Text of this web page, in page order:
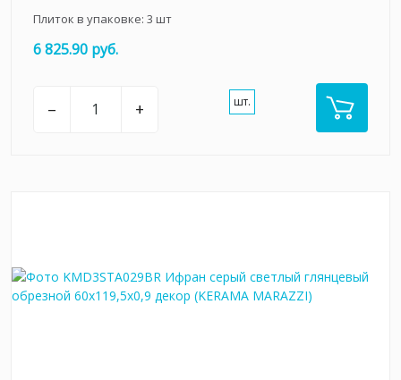
Плиток в упаковке: 3 шт
6 825.90 руб.
– + шт.